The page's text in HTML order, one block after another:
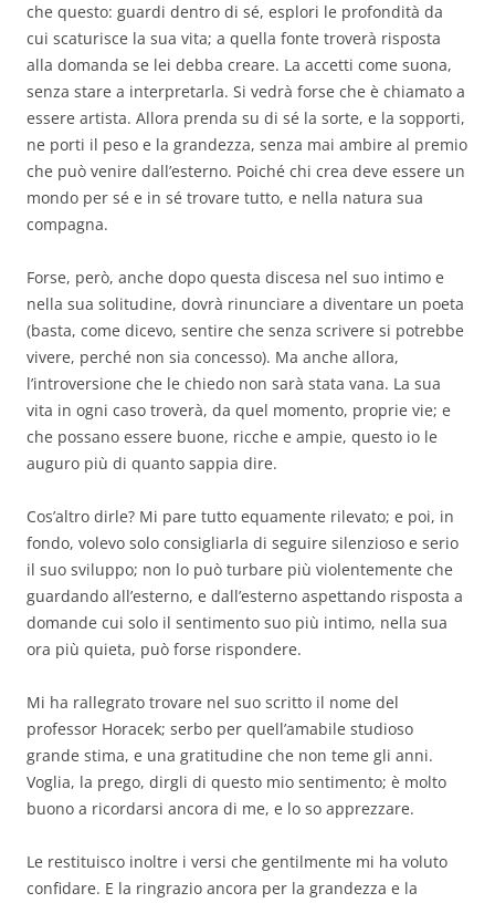
che questo: guardi dentro di sé, esplori le profondità da
cui scaturisce la sua vita; a quella fonte troverà risposta
alla domanda se lei debba creare. La accetti come suona,
senza stare a interpretarla. Si vedrà forse che è chiamato a
essere artista. Allora prenda su di sé la sorte, e la sopporti,
ne porti il peso e la grandezza, senza mai ambire al premio
che può venire dall’esterno. Poiché chi crea deve essere un
mondo per sé e in sé trovare tutto, e nella natura sua
compagna.
Forse, però, anche dopo questa discesa nel suo intimo e
nella sua solitudine, dovrà rinunciare a diventare un poeta
(basta, come dicevo, sentire che senza scrivere si potrebbe
vivere, perché non sia concesso). Ma anche allora,
l’introversione che le chiedo non sarà stata vana. La sua
vita in ogni caso troverà, da quel momento, proprie vie; e
che possano essere buone, ricche e ampie, questo io le
auguro più di quanto sappia dire.
Cos’altro dirle? Mi pare tutto equamente rilevato; e poi, in
fondo, volevo solo consigliarla di seguire silenzioso e serio
il suo sviluppo; non lo può turbare più violentemente che
guardando all’esterno, e dall’esterno aspettando risposta a
domande cui solo il sentimento suo più intimo, nella sua
ora più quieta, può forse rispondere.
Mi ha rallegrato trovare nel suo scritto il nome del
professor Horacek; serbo per quell’amabile studioso
grande stima, e una gratitudine che non teme gli anni.
Voglia, la prego, dirgli di questo mio sentimento; è molto
buono a ricordarsi ancora di me, e lo so apprezzare.
Le restituisco inoltre i versi che gentilmente mi ha voluto
confidare. E la ringrazio ancora per la grandezza e la